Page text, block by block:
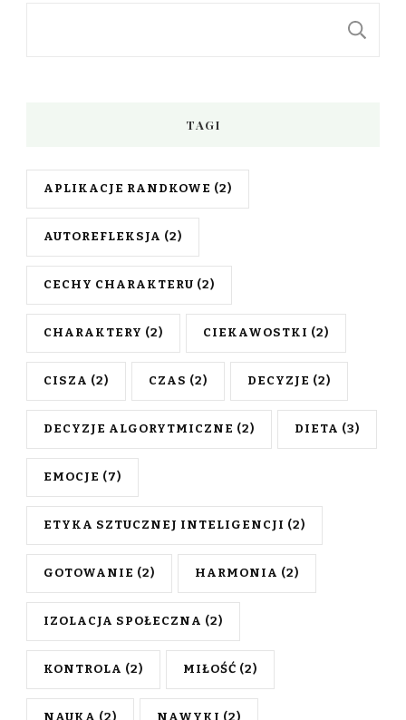
TAGI
APLIKACJE RANDKOWE (2)
AUTOREFLEKSJA (2)
CECHY CHARAKTERU (2)
CHARAKTERY (2) CIEKAWOSTKI (2)
CISZA (2) CZAS (2) DECYZJE (2)
DECYZJE ALGORYTMICZNE (2) DIETA (3)
EMOCJE (7)
ETYKA SZTUCZNEJ INTELIGENCJI (2)
GOTOWANIE (2) HARMONIA (2)
IZOLACJA SPOŁECZNA (2)
KONTROLA (2) MIŁOŚĆ (2)
NAUKA (2) NAWYKI (2)